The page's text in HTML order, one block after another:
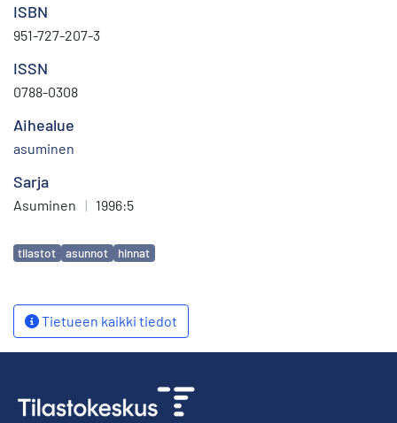
ISBN
951-727-207-3
ISSN
0788-0308
Aihealue
asuminen
Sarja
Asuminen | 1996:5
Avainsanat
tilastot asunnot hinnat
Tietueen kaikki tiedot